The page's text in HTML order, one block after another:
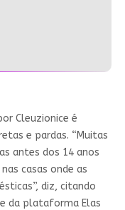
Cleuzionice é
e pardas. “Muitas
antes dos 14 anos
casas onde as
diz, citando
da plataforma Elas